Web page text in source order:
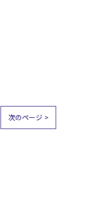
次のページ >